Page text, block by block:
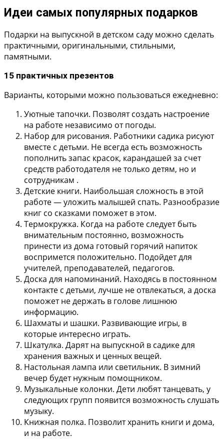
Идеи самых популярных подарков
Подарки на выпускной в детском саду можно сделать
практичными, оригинальными, стильными,
памятными.
15 практичных презентов
Варианты, которыми можно пользоваться ежедневно:
Уютные тапочки. Позволят создать настроение
на работе независимо от погоды.
Набор для рисования. Работники садика рисуют
вместе с детьми. Не всегда есть возможность
пополнить запас красок, карандашей за счет
средств работодателя не только детям, но и
сотрудникам .
Детские книги. Наибольшая сложность в этой
работе — уложить малышей спать. Разнообразие
книг со сказками поможет в этом.
Термокружка. Когда на работе следует быть
внимательным постоянно, возможность
принести из дома готовый горячий напиток
воспримется положительно. Подойдет для
учителей, преподавателей, педагогов.
Доска для напоминаний. Находясь в постоянном
контакте с детьми, лучше не отвлекаться, а доска
поможет не держать в голове лишнюю
информацию.
Шахматы и шашки. Развивающие игры, в
которые интересно играть.
Шкатулка. Дарят на выпускной в садике для
хранения важных и ценных вещей.
Настольная лампа или светильник. В зимний
вечер будет нужным помощником.
Музыкальные колонки. Дети любят танцевать, у
следующих групп появится возможность слушать
музыку.
Книжная полка. Позволит хранить книги и дома,
и на работе.